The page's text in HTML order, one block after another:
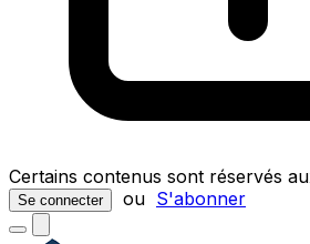
Certains contenus sont réservés
Se connecter ou S'abonner